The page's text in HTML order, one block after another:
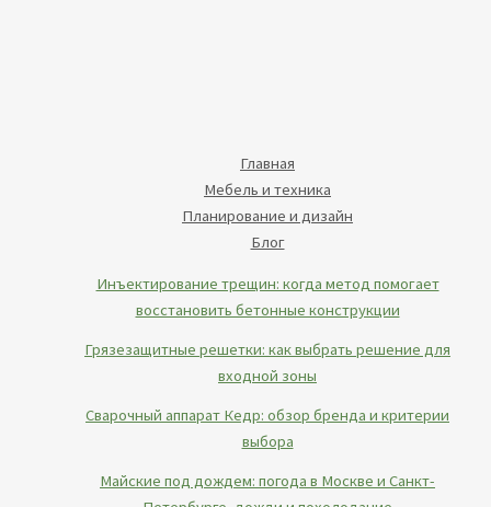
Главная
Мебель и техника
Планирование и дизайн
Блог
Инъектирование трещин: когда метод помогает
восстановить бетонные конструкции
Грязезащитные решетки: как выбрать решение для
входной зоны
Сварочный аппарат Кедр: обзор бренда и критерии
выбора
Майские под дождем: погода в Москве и Санкт-